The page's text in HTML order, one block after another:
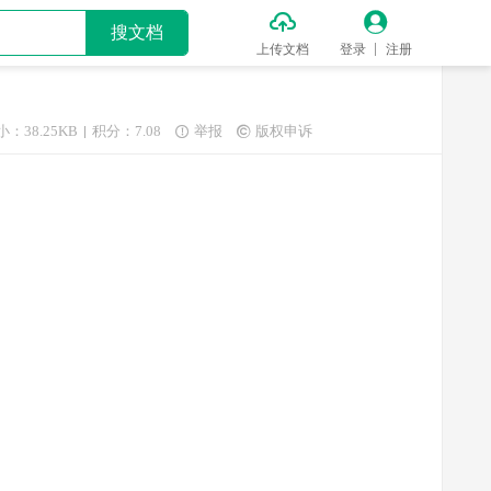
搜文档 
上传文档

登录 注册
：38.25KB 积分：7.08  举报  版权申诉